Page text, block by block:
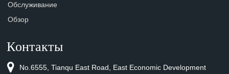
Обслуживание
Обзор
Контакты
No.6555, Tianqu East Road, East Economic Development